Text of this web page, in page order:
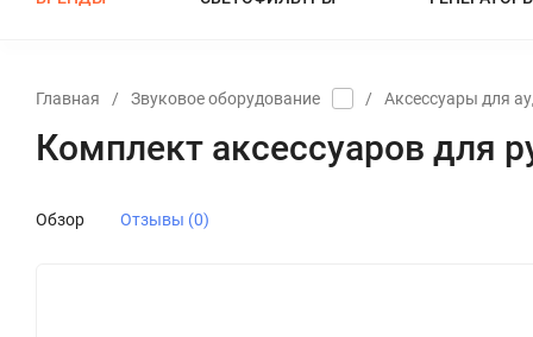
ЗВУКОВОЕ ОБОРУДОВАНИЕ
ВИДЕОСЕНДЕРЫ СИСТЕМЫ
СЛАЙДЕРЫ ДЛЯ ВИДЕОСЪЕМКИ
Главная / Звуковое оборудование / Аксессуары для
Комплект аксессуаров для
Обзор Отзывы (0)